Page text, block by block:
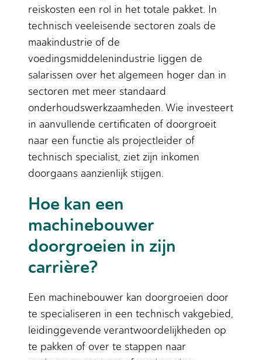
reiskosten een rol in het totale pakket. In
technisch veeleisende sectoren zoals de
maakindustrie of de
voedingsmiddelenindustrie liggen de
salarissen over het algemeen hoger dan in
sectoren met meer standaard
onderhoudswerkzaamheden. Wie investeert
in aanvullende certificaten of doorgroeit
naar een functie als projectleider of
technisch specialist, ziet zijn inkomen
doorgaans aanzienlijk stijgen.
Hoe kan een
machinebouwer
doorgroeien in zijn
carrière?
Een machinebouwer kan doorgroeien door
te specialiseren in een technisch vakgebied,
leidinggevende verantwoordelijkheden op
te pakken of over te stappen naar